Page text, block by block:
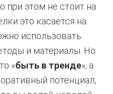
при этом не стоит на
это касается на
использовать
и материалы. Но
«быть в тренде», а
потенциал,